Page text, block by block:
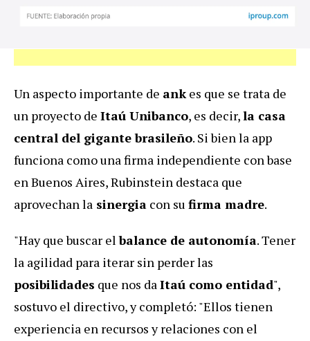
Un aspecto importante de ank es que se trata de
un proyecto de Itaú Unibanco, es decir,la casa
central del gigante brasileño. Si bien la app
funciona como una firma independiente con base
en Buenos Aires, Rubinstein destaca que
aprovechan la sinergia con su firma madre.
"Hay que buscar elbalance de autonomía. Tener
la agilidad para iterar sin perder las
posibilidades que nos da Itaú como entidad",
sostuvo el directivo, y completó: "Ellos tienen
experiencia en recursos y relaciones con el